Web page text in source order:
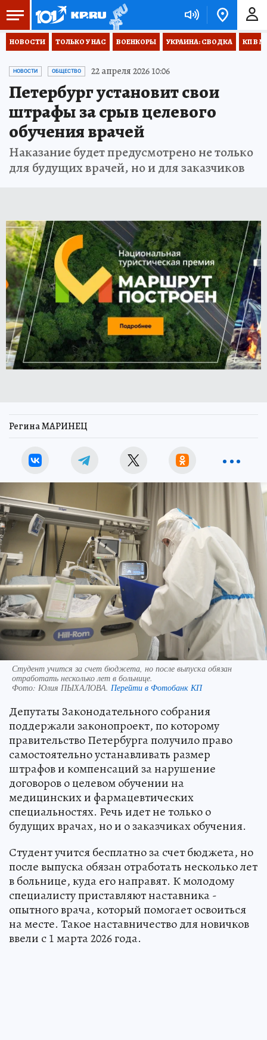
НОВОСТИ ТОЛЬКО У НАС ВОЕНКОРЫ УКРАИНА: СВОДКА КП В
НОВОСТИ ОБЩЕСТВО 22 апреля 2026 10:06
Петербург установит свои
штрафы за срыв целевого
обучения врачей
Наказание будет предусмотрено не только
для будущих врачей, но и для заказчиков
Регина МАРИНЕЦ
Студент учится за счет бюджета, но после выпуска обязан
отработать несколько лет в больнице.
Фото: Юлия ПЫХАЛОВА. Перейти в Фотобанк КП
Депутаты Законодательного собрания
поддержали законопроект, по которому
правительство Петербурга получило право
самостоятельно устанавливать размер
штрафов и компенсаций за нарушение
договоров о целевом обучении на
медицинских и фармацевтических
специальностях. Речь идет не только о
будущих врачах, но и о заказчиках обучения.
Студент учится бесплатно за счет бюджета, но
после выпуска обязан отработать несколько лет
в больнице, куда его направят. К молодому
специалисту приставляют наставника -
опытного врача, который помогает освоиться
на месте. Такое наставничество для новичков
ввели с 1 марта 2026 года.